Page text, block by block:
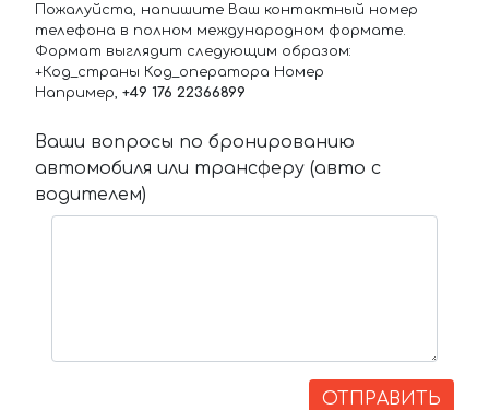
Пожалуйста, напишите Ваш контактный номер
телефона в полном международном формате.
Формат выглядит следующим образом:
+Код_страны Код_оператора Номер
Например, +49 176 22366899
Ваши вопросы по бронированию
автомобиля или трансферу (авто с
водителем)
ОТПРАВИТЬ